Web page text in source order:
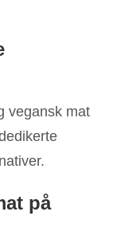
vegansk mat
på